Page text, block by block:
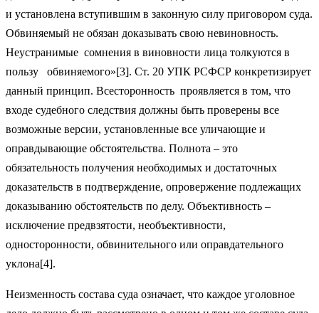
и установлена вступившим в законную силу приговором суда.
Обвиняемый не обязан доказывать свою невиновность.
Неустранимые сомнения в виновности лица толкуются в
пользу обвиняемого»[3]. Ст. 20 УПК РСФСР конкретизирует
данный принцип. Всесторонность проявляется в том, что
входе судебного следствия должны быть проверены все
возможные версии, установленные все уличающие и
оправдывающие обстоятельства. Полнота – это
обязательность получения необходимых и достаточных
доказательств в подтверждение, опровержение подлежащих
доказыванию обстоятельств по делу. Объективность –
исключение предвзятости, необъективности,
односторонности, обвинительного или оправдательного
уклона[4].
Неизменность состава суда означает, что каждое уголовное